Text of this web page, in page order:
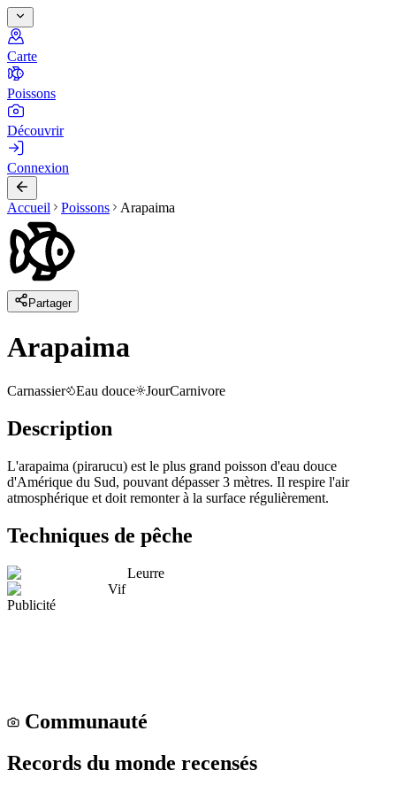
Carte
Poissons
Découvrir
Connexion
Accueil Poissons Arapaima
Partager
Arapaima
Carnassier Eau douce JourCarnivore
Description
L'arapaima (pirarucu) est le plus grand poisson d'eau douce
d'Amérique du Sud, pouvant dépasser 3 mètres. Il respire l'air
atmosphérique et doit remonter à la surface régulièrement.
Techniques de pêche
Leurre
Vif
Publicité
Communauté
Records du monde recensés